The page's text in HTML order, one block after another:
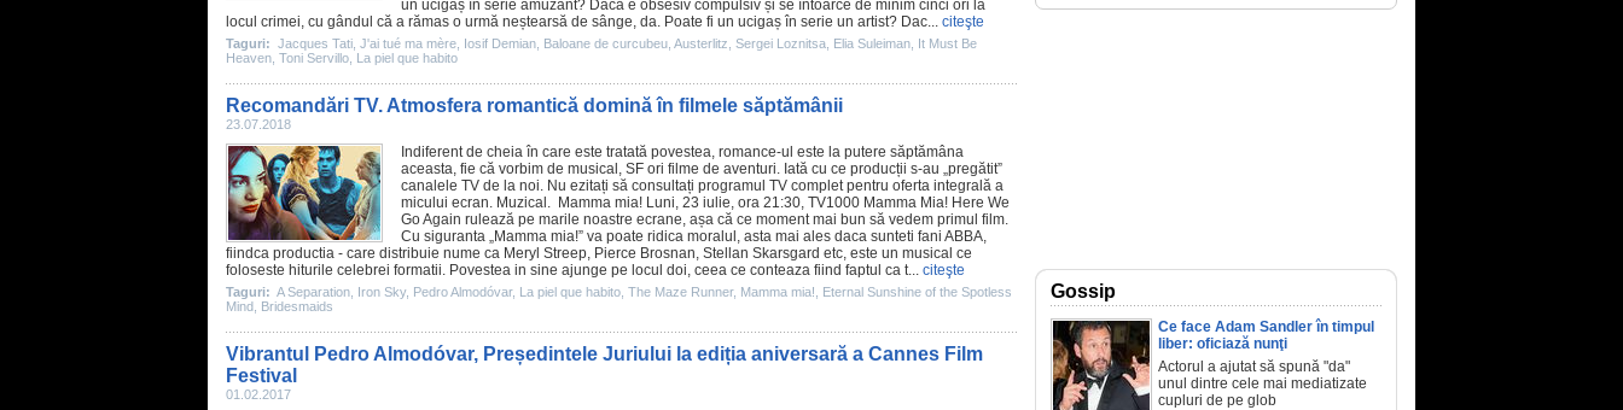
un ucigaș în serie amuzant? Dacă e obsesiv compulsiv și se întoarce de minim cinci ori la
locul crimei, cu gândul că a rămas o urmă neștearsă de sânge, da. Poate fi un ucigaș în serie un artist? Dac... citeşte
Taguri: Jacques Tati J'ai tué ma mère Iosif Demian Baloane de curcubeu Austerlitz Sergei Loznitsa Elia Suleiman It Must Be
Heaven Toni Servillo La piel que habito
Recomandări TV. Atmosfera romantică domină în filmele săptămânii
23.07.2018
Indiferent de cheia în care este tratată povestea, romance-ul este la putere săptămâna
aceasta, fie că vorbim de musical, SF ori filme de aventuri. Iată cu ce producții s-au „pregătit”
canalele TV de la noi. Nu ezitați să consultați programul TV completpentru oferta integrală a
micului ecran. Muzical. Mamma mia! Luni, 23 iulie, ora 21:30, TV1000 Mamma Mia! Here We
Go Again rulează pe marile noastre ecrane, așa că ce moment mai bun să vedem primul film.
Cu siguranta „Mamma mia!” va poate ridica moralul, asta mai ales daca sunteti fani ABBA,
fiindca productia - care distribuie nume ca Meryl Streep, Pierce Brosnan, Stellan Skarsgard etc, este un musical ce
foloseste hiturile celebrei formatii. Povestea in sine ajunge pe locul doi, ceea ce conteaza fiind faptul ca t... citeşte
Taguri: A Separation Iron Sky, Pedro Almodóvar, La piel que habito The Maze Runner, Mamma mia!
Eternal Sunshine of the Spotless
Mind Bridesmaids
Vibrantul Pedro Almodóvar, Președintele Juriului la ediția aniversară a Cannes Film
Festival
01.02.2017
Gossip
Ce face Adam Sandler în timpul
liber: oficiază nunţi
Actorul a ajutat să spună "da"
unul dintre cele mai mediatizate
cupluri de pe glob